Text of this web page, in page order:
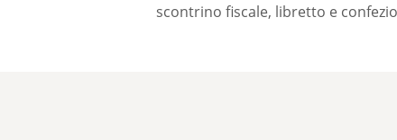
scontrino fiscale, libretto e